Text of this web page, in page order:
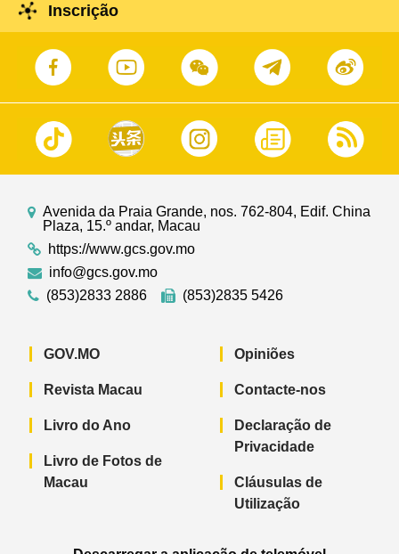
Inscrição
Avenida da Praia Grande, nos. 762-804, Edif. China
Plaza, 15.º andar, Macau
https://www.gcs.gov.mo
info@gcs.gov.mo
(853)2833 2886
(853)2835 5426
GOV.MO
Revista Macau
Livro do Ano
Livro de Fotos de
Macau
Opiniões
Contacte-nos
Declaração de
Privacidade
Cláusulas de
Utilização